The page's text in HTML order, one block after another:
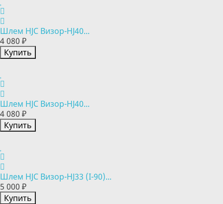
Шлем HJC Визор-HJ40...
4 080 ₽
Купить
Шлем HJC Визор-HJ40...
4 080 ₽
Купить
Шлем HJC Визор-HJ33 (I-90)...
5 000 ₽
Купить